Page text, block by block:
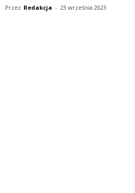
Przez Redakcja - 23 września 2023